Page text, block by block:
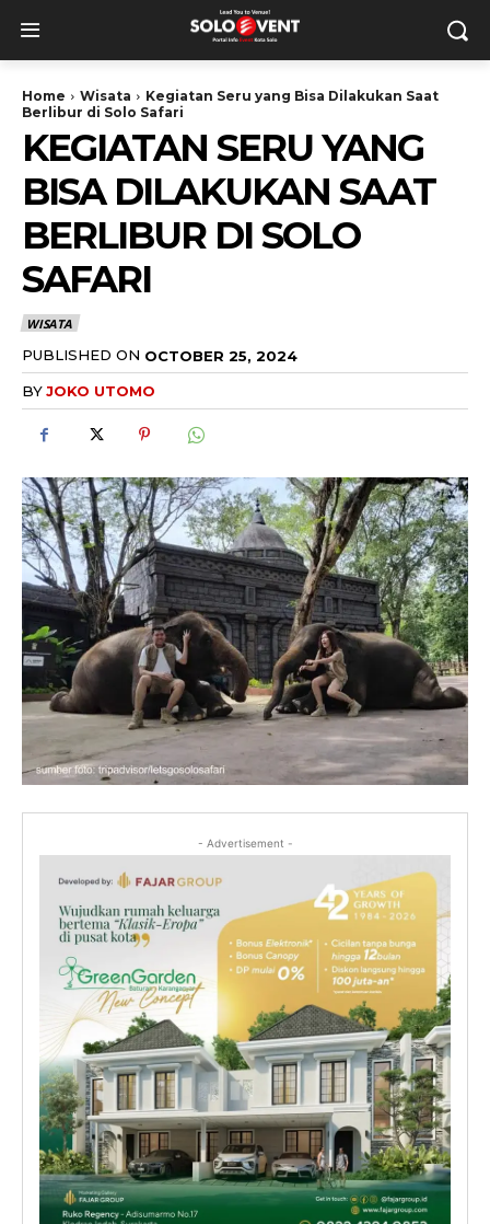
Home Wisata
Kegiatan Seru yang Bisa Dilakukan Saat
Berlibur di Solo Safari
KEGIATAN SERU YANG
BISA DILAKUKAN SAAT
BERLIBUR DI SOLO
SAFARI
WISATA
PUBLISHED ON OCTOBER 25, 2024
BYJOKO UTOMO
- Advertisement -